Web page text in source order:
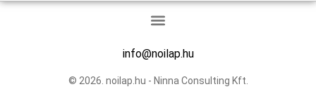
info@noilap.hu
© 2026. noilap.hu - Ninna Consulting Kft.